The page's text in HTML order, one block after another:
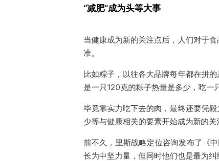
“减肥”成为头等大事
当健康成为新的关注点后，人们对于
准。
比如粽子，以往各大品牌每年都在拼
是一只120克的粽子热量是多少，吃一
毕竟靠实力吃下去的肉，最终还要凭
少等与健康相关的要素开始成为新的关
前不久，里斯战略定位咨询发布了《
长为中坚力量，但同时他们也是最为纠